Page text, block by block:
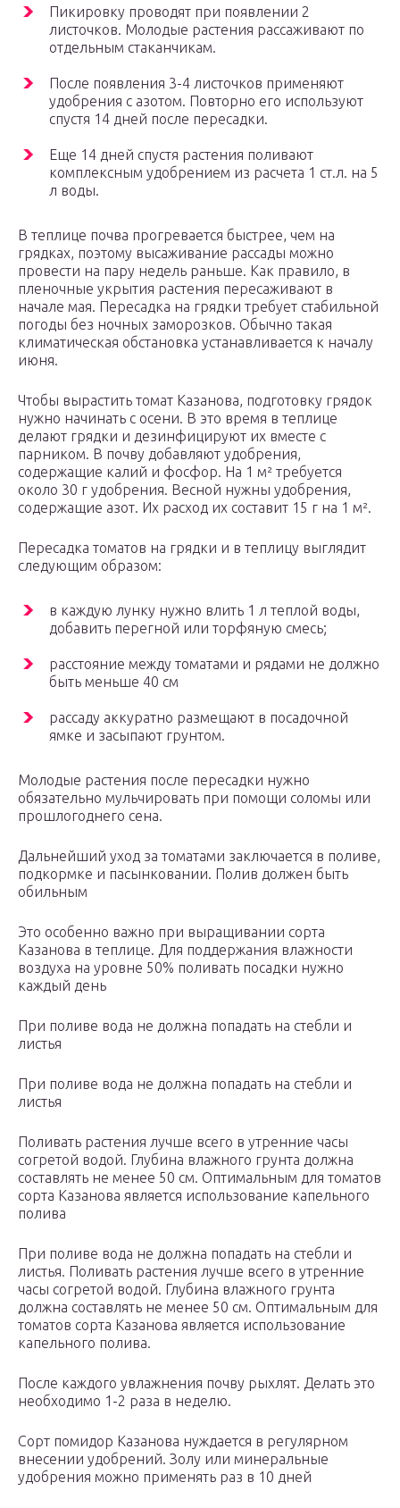
Пикировку проводят при появлении 2
листочков. Молодые растения рассаживают по
отдельным стаканчикам.
После появления 3-4 листочков применяют
удобрения с азотом. Повторно его используют
спустя 14 дней после пересадки.
Еще 14 дней спустя растения поливают
комплексным удобрением из расчета 1 ст.л. на 5
л воды.
В теплице почва прогревается быстрее, чем на
грядках, поэтому высаживание рассады можно
провести на пару недель раньше. Как правило, в
пленочные укрытия растения пересаживают в
начале мая. Пересадка на грядки требует стабильной
погоды без ночных заморозков. Обычно такая
климатическая обстановка устанавливается к началу
июня.
Чтобы вырастить томат Казанова, подготовку грядок
нужно начинать с осени. В это время в теплице
делают грядки и дезинфицируют их вместе с
парником. В почву добавляют удобрения,
содержащие калий и фосфор. На 1 м² требуется
около 30 г удобрения. Весной нужны удобрения,
содержащие азот. Их расход их составит 15 г на 1 м².
Пересадка томатов на грядки и в теплицу выглядит
следующим образом:
в каждую лунку нужно влить 1 л теплой воды,
добавить перегной или торфяную смесь;
расстояние между томатами и рядами не должно
быть меньше 40 см
рассаду аккуратно размещают в посадочной
ямке и засыпают грунтом.
Молодые растения после пересадки нужно
обязательно мульчировать при помощи соломы или
прошлогоднего сена.
Дальнейший уход за томатами заключается в поливе,
подкормке и пасынковании. Полив должен быть
обильным
Это особенно важно при выращивании сорта
Казанова в теплице. Для поддержания влажности
воздуха на уровне 50% поливать посадки нужно
каждый день
При поливе вода не должна попадать на стебли и
листья
При поливе вода не должна попадать на стебли и
листья
Поливать растения лучше всего в утренние часы
согретой водой. Глубина влажного грунта должна
составлять не менее 50 см. Оптимальным для томатов
сорта Казанова является использование капельного
полива
При поливе вода не должна попадать на стебли и
листья. Поливать растения лучше всего в утренние
часы согретой водой. Глубина влажного грунта
должна составлять не менее 50 см. Оптимальным для
томатов сорта Казанова является использование
капельного полива.
После каждого увлажнения почву рыхлят. Делать это
необходимо 1-2 раза в неделю.
Сорт помидор Казанова нуждается в регулярном
внесении удобрений. Золу или минеральные
удобрения можно применять раз в 10 дней